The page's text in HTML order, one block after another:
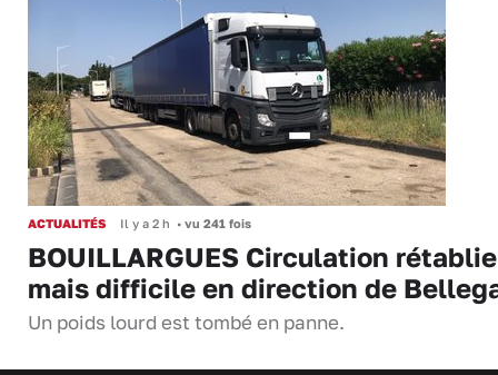
ACTUALITÉS Il y a 2 h • vu 241 fois
BOUILLARGUES Circulation rétablie
mais difficile en direction de
Un poids lourd est tombé en panne.